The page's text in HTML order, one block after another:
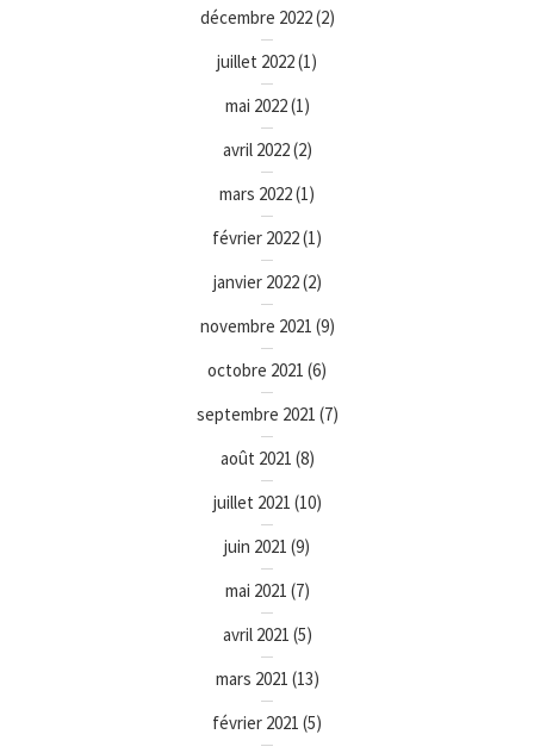
décembre 2022(2)
juillet 2022(1)
mai 2022(1)
avril 2022(2)
mars 2022(1)
février 2022(1)
janvier 2022(2)
novembre 2021 (9)
octobre 2021 (6)
septembre 2021 (7)
août 2021 (8)
juillet 2021 (10)
juin 2021 (9)
mai 2021 (7)
avril 2021 (5)
mars 2021 (13)
février 2021 (5)